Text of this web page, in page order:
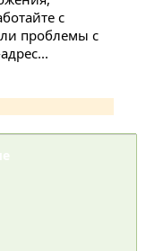
с
проблемы с